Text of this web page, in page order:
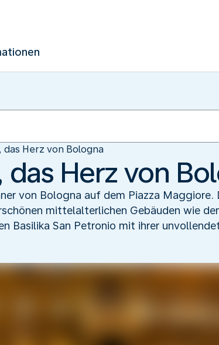
das Herz von Bologna
das Herz von
von Bologna auf dem Piazza Maggiore.
mittelalterlichen Gebäuden wie
Basilika San Petronio mit ihrer